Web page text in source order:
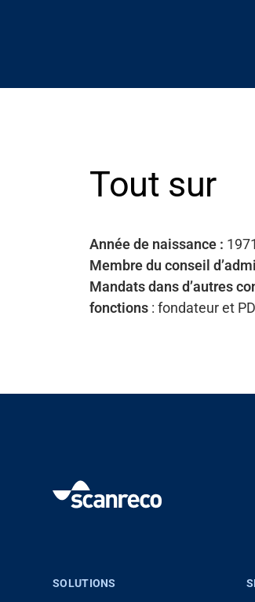
Carrière
Banque média
Tout sur
Année de naissance : 1971
Membre du conseil
Mandats dans d’autres
fonctions : fondateur et
SOLUTIONS